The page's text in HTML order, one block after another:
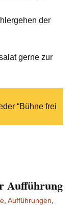
der
gerne zur
“Bühne frei
Aufführung
Aufführungen